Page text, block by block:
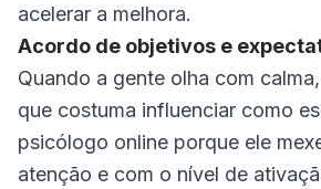
acelerar a melhora.
Acordo de objetivos e
Quando a gente olha com
que costuma influenciar como
psicólogo online porque ele
atenção e com o nível de